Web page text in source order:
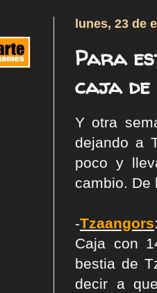
lunes, 23 de
Para
caja
Y otra
dejando a
poco y
cambio. De
-Tzaangors
Caja con
bestia de
decir a